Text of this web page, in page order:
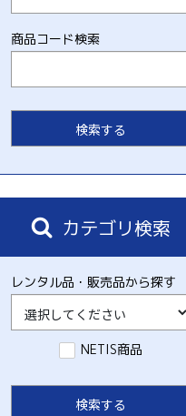
商品コード検索
カテゴリ検索
レンタル品・販売品から探す
NETIS商品